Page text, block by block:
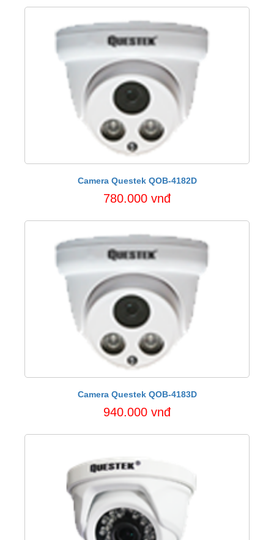
Camera Questek QOB-4182D
780.000 vnđ
Camera Questek QOB-4183D
940.000 vnđ